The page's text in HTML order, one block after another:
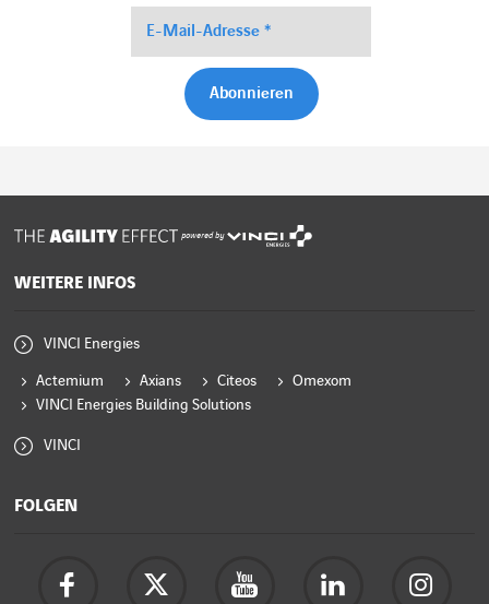
powered by
WEITERE INFOS
VINCI Energies
Actemium Axians Citeos
Omexom
VINCI Energies Building Solutions
VINCI
FOLGEN